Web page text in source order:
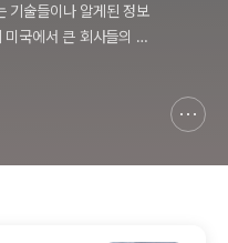
기술들이나 알게된 정보
기술들을 접할 기회가